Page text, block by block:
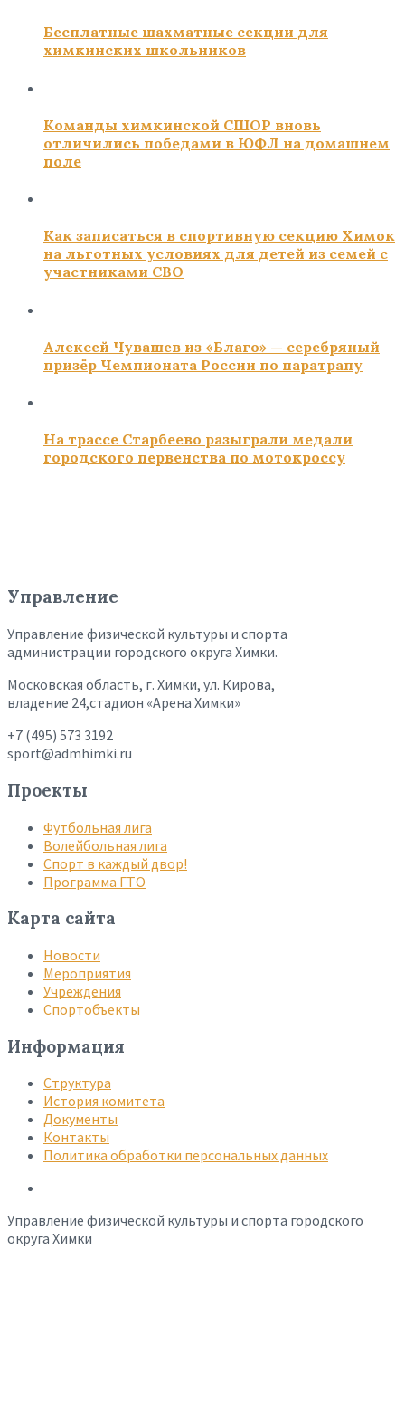
Бесплатные шахматные секции для
химкинских школьников
Команды химкинской СШОР вновь
отличились победами в ЮФЛ на домашнем
поле
Как записаться в спортивную секцию Химок
на льготных условиях для детей из семей с
участниками СВО
Алексей Чувашев из «Благо» — серебряный
призёр Чемпионата России по паратрапу
На трассе Старбеево разыграли медали
городского первенства по мотокроссу
Управление
Управление физической культуры и спорта
администрации городского округа Химки.
Московская область, г. Химки, ул. Кирова,
владение 24,стадион «Арена Химки»
+7 (495) 573 3192
sport@admhimki.ru
Проекты
Футбольная лига
Волейбольная лига
Спорт в каждый двор!
Программа ГТО
Карта сайта
Новости
Мероприятия
Учреждения
Спортобъекты
Информация
Структура
История комитета
Документы
Контакты
Политика обработки персональных данных
Управление физической культуры и спорта городского
округа Химки